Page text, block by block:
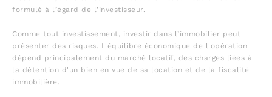
formulé à l’égard de l’investisseur.
Comme tout investissement, investir dans l’immobilier peut
présenter des risques. L'équilibre économique de l'opération
dépend principalement du marché locatif, des charges liées à
la détention d'un bien en vue de sa location et de la fiscalité
immobilière.